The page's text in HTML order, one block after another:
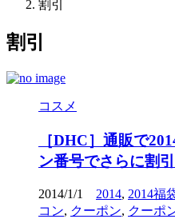
割引
割引
コスメ
［DHC］通販で
ン番号でさらに割引
2014/1/1 2014, 2014福
コン, クーポン, クーポ